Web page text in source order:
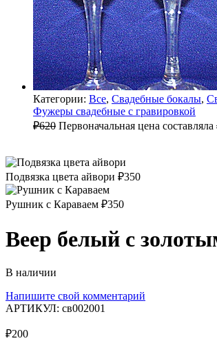
Категории: Все, Свадебные бокалы,
Фужеры свадебные с гравировкой
₽620 Первоначальная цена составляла
Подвязка цвета айвори ₽350
Рушник с Караваем ₽350
Веер белый с
В наличии
Напишите свой комментарий
АРТИКУЛ: св002001
₽200